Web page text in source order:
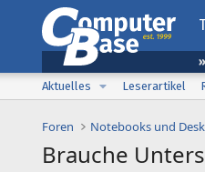
Aktuelles
Leserartikel
Foren Notebooks und
Brauche